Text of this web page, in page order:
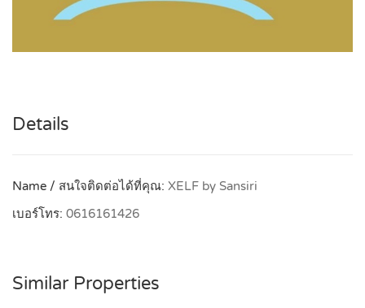
Details
Name / สนใจติดต่อได้ที่คุณ: XELF by Sansiri
เบอร์โทร: 0616161426
Similar Properties